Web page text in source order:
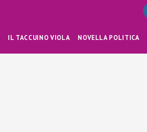
IL TACCUINO VIOLA NOVELLA POLITICA